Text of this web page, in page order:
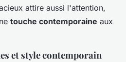
attire aussi l'attention,
touche contemporaine aux
et style contemporain